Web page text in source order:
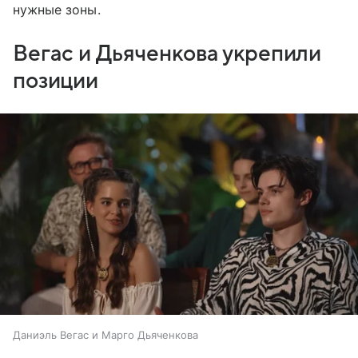
нужные зоны.
Вегас и Дьяченкова укрепили
позиции
Даниэль Вегас и Марго Дьяченкова